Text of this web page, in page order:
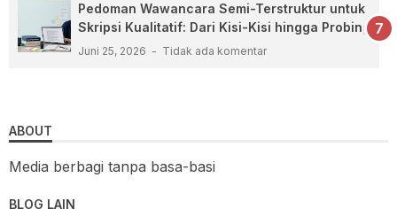
Pedoman Wawancara Semi-Terstruktur untuk
Skripsi Kualitatif: Dari Kisi-Kisi hingga Probing
Juni 25, 2026 Tidak ada komentar
ABOUT
Media berbagi tanpa basa-basi
BLOG LAIN